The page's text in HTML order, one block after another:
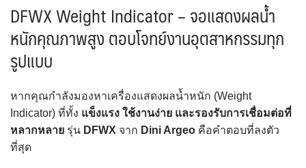
DFWX Weight Indicator – จอแสดงผลน้ำ
หนักคุณภาพสูง ตอบโจทย์งานอุตสาหกรรมทุก
รูปแบบ
หากคุณกำลังมองหาเครื่องแสดงผลน้ำหนัก (Weight
Indicator) ที่ทั้ง แข็งแรง ใช้งานง่าย และรองรับการเชื่อมต่อที่
หลากหลาย รุ่น DFWX จาก Dini Argeo คือคำตอบที่ลงตัว
ที่สุด